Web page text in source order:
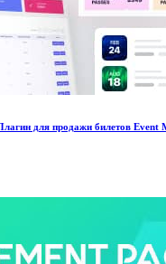
для продажи билетов Event